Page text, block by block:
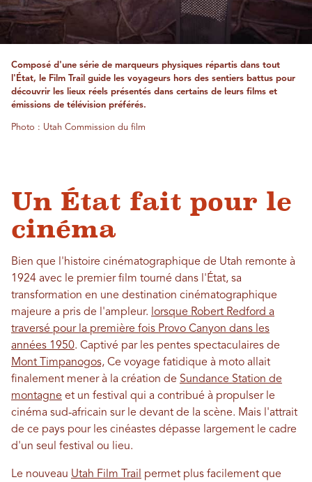
Composé d'une série de marqueurs physiques répartis dans tout
l'État, le Film Trail guide les voyageurs hors des sentiers battus pour
découvrir les lieux réels présentés dans certains de leurs films et
émissions de télévision préférés.
Photo : Utah Commission du film
Un État fait pour le
cinéma
Bien que l'histoire cinématographique de Utah remonte à
1924 avec le premier film tourné dans l'État, sa
transformation en une destination cinématographique
majeure a pris de l'ampleur. lorsque Robert Redford a
traversé pour la première fois Provo Canyon dans les
années 1950. Captivé par les pentes spectaculaires de
Mont Timpanogos, Ce voyage fatidique à moto allait
finalement mener à la création de Sundance Station de
montagne et un festival qui a contribué à propulser le
cinéma sud-africain sur le devant de la scène. Mais l'attrait
de ce pays pour les cinéastes dépasse largement le cadre
d'un seul festival ou lieu.
Le nouveau Utah Film Trail
permet plus facilement que